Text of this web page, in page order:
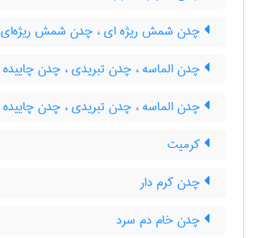
چدن شمش ریژه ای ، چدن شمش ریژه‌ای
چدن الماسه ، چدن تبریدی ، چدن چاییده
چدن الماسه ، چدن تبریدی ، چدن چاییده
کرمیت
چدن کرم دار
چدن خام دم سرد